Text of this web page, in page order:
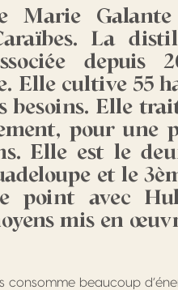
Marie
La
depuis
cultive 55
besoins. Elle
pour une
Elle est le
et le
point avec
mis en
consomme beaucoup